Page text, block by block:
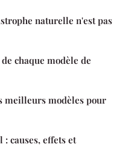
naturelle n'est pas
chaque modèle de
meilleurs modèles pour
causes, effets et